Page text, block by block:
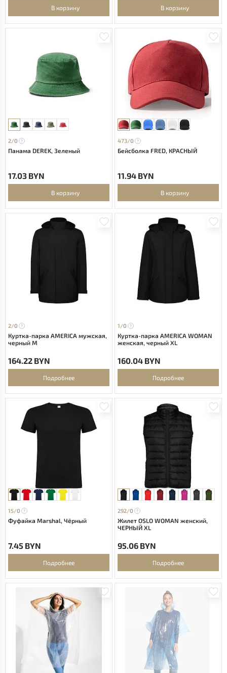
В корзину В корзину
2/0
Панама DEREK, Зеленый
17.03 BYN
В корзину
473/0
Бейсболка FRED, КРАСНЫЙ
11.94 BYN
В корзину
2/0
Куртка-парка AMERICA мужская,
черный M
164.22 BYN
Подробнее
1/0
Куртка-парка AMERICA WOMAN
женская, черный XL
160.04 BYN
Подробнее
15/0
Фуфайка Marshal, Чёрный
7.45 BYN
Подробнее
292/0
Жилет OSLO WOMAN женский,
ЧЕРНЫЙ XL
95.06 BYN
Подробнее